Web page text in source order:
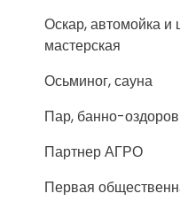
Оскар, автомойка
мастерская
Осьминог, сауна
Пар, банно-
Партнер АГРО
Первая